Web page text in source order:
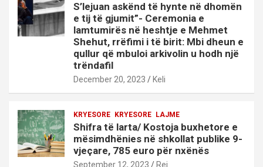
S’lejuan askënd të hynte në dhomën
e tij të gjumit”- Ceremonia e
lamtumirës në heshtje e Mehmet
Shehut, rrëfimi i të birit: Mbi dheun e
qullur që mbuloi arkivolin u hodh një
trëndafil
December 20, 2023 Keli
KRYESORE KRYESORE LAJME
Shifra të larta/ Kostoja buxhetore e
mësimdhënies në shkollat publike 9-
vjeçare, 785 euro për nxënës
September 12, 2023 Rei